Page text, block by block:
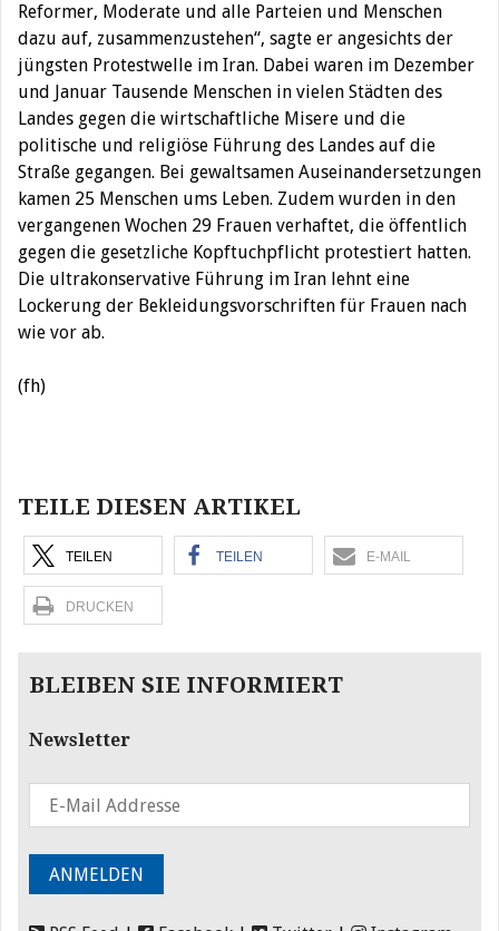
Reformer, Moderate und alle Parteien und Menschen
dazu auf, zusammenzustehen“, sagte er angesichts der
jüngsten Protestwelle im Iran. Dabei waren im Dezember
und Januar Tausende Menschen in vielen Städten des
Landes gegen die wirtschaftliche Misere und die
politische und religiöse Führung des Landes auf die
Straße gegangen. Bei gewaltsamen Auseinandersetzungen
kamen 25 Menschen ums Leben. Zudem wurden in den
vergangenen Wochen 29 Frauen verhaftet, die öffentlich
gegen die gesetzliche Kopftuchpflicht protestiert hatten.
Die ultrakonservative Führung im Iran lehnt eine
Lockerung der Bekleidungsvorschriften für Frauen nach
wie vor ab.
(fh)
TEILE DIESEN ARTIKEL
TEILEN TEILEN E-MAIL
DRUCKEN
BLEIBEN SIE INFORMIERT
Newsletter